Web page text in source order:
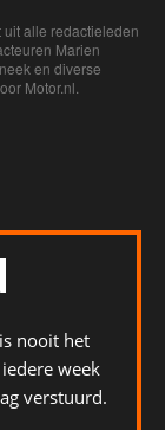
uit alle redactieleden
Marien
en diverse
Motor.nl.
nooit het
week
verstuurd.